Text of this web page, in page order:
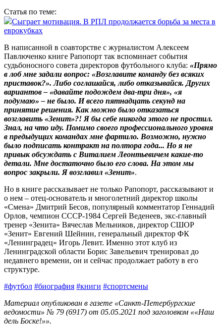
Статья по теме:
Сыграет мотивация. В РПЛ продолжается борьба за места в
еврокубках
В написанной в соавторстве с журналистом Алексеем
Павлюченко книге Рапопорт так вспоминает события
судьбоносного совета директоров футбольного клуба: «Прямо
в лоб мне задали вопрос: «Возглавите команду без всяких
приставок?». Либо соглашайся, либо отказывайся. Других
вариантов – «давайте подождем два-три дня», «я
подумаю» – не было. И всего пятнадцать секунд на
принятие решения. Как можно было отказаться
возглавить «Зенит»?! Я бы себе никогда этого не простил.
Знал, на что иду. Помимо своего профессионального уровня
в предыдущих командах мне фартило. Возможно, нужно
было подписать контракт на полтора года... Но я не
привык обсуждать с Виталием Леонтьевичем какие-то
детали. Мне достаточно было его слова. На этом мы
вопрос закрыли. Я возглавил «Зенит».
Но в книге рассказывает не только Рапопорт, рассказывают и
о нем – отец-основатель и многолетний директор школы
«Смена» Дмитрий Бесов, популярный комментатор Геннадий
Орлов, чемпион СССР-1984 Сергей Веденеев, экс-главный
тренер «Зенита» Вячеслав Мельников, директор СШОР
«Зенит» Евгений Шейнин, генеральный директор ФК
«Ленинградец» Игорь Левит. Именно этот клуб из
Ленинградской области Борис Завельевич тренировал до
недавнего времени, он и сейчас продолжает работу в его
структуре.
#футбол #биография #книги #спортсмены
Материал опубликован в газете «Санкт-Петербургские
ведомости» № 79 (6917) от 05.05.2021 под заголовком ««Наш
дель Боске!»».